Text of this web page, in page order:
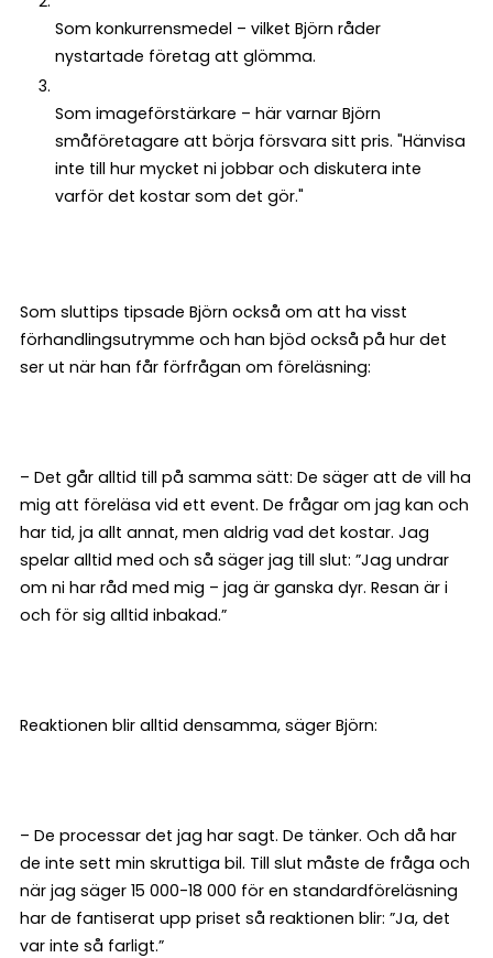
Som konkurrensmedel – vilket Björn råder
nystartade företag att glömma.
Som imageförstärkare – här varnar Björn
småföretagare att börja försvara sitt pris. "Hänvisa
inte till hur mycket ni jobbar och diskutera inte
varför det kostar som det gör."
Som sluttips tipsade Björn också om att ha visst
förhandlingsutrymme och han bjöd också på hur det
ser ut när han får förfrågan om föreläsning:
– Det går alltid till på samma sätt: De säger att de vill ha
mig att föreläsa vid ett event. De frågar om jag kan och
har tid, ja allt annat, men aldrig vad det kostar. Jag
spelar alltid med och så säger jag till slut: ”Jag undrar
om ni har råd med mig – jag är ganska dyr. Resan är i
och för sig alltid inbakad.”
Reaktionen blir alltid densamma, säger Björn:
– De processar det jag har sagt. De tänker. Och då har
de inte sett min skruttiga bil. Till slut måste de fråga och
när jag säger 15 000-18 000 för en standardföreläsning
har de fantiserat upp priset så reaktionen blir: ”Ja, det
var inte så farligt.”